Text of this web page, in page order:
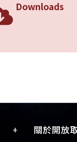
Downloads
+ 關於開放